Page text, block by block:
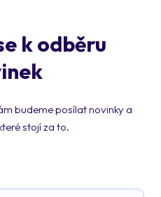
k odběru
budeme posílat novinky a
stojí za to.